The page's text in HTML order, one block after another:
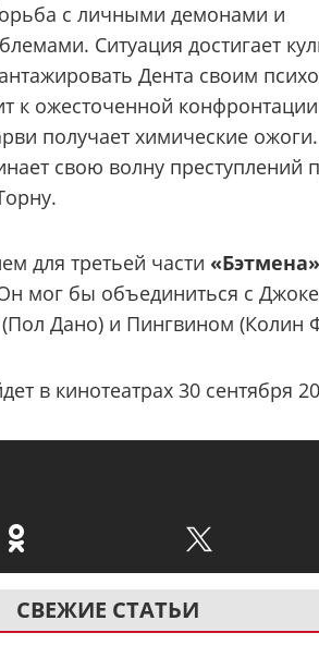
с личными демонами и
Ситуация достигает
Дента своим
к ожесточенной
получает химические
свою волну преступлений
для третьей части «Бэтмена»
мог бы объединиться с
Дано) и Пингвином (Колин
в кинотеатрах 30 сентября
СВЕЖИЕ СТАТЬИ